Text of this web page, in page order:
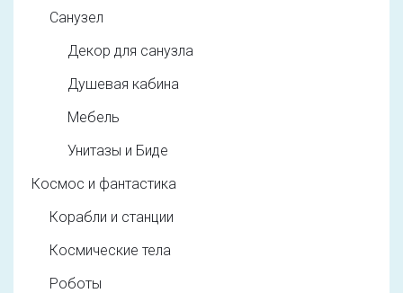
Санузел
Декор для санузла
Душевая кабина
Мебель
Унитазы и Биде
Космос и фантастика
Корабли и станции
Космические тела
Роботы